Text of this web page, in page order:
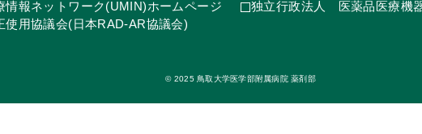
情報ネットワーク(UMIN)ホームページ
独立行政法人 医薬品医療機
使用協議会(日本RAD-AR協議会)
© 2025 鳥取大学医学部附属病院 薬剤部